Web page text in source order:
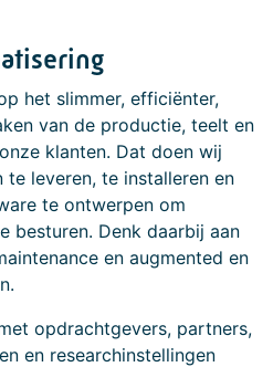
het slimmer, efficiënter,
van de productie, teelt en
klanten. Dat doen wij
leveren, te installeren en
te ontwerpen om
besturen. Denk daarbij aan
en augmented en
opdrachtgevers, partners,
en researchinstellingen